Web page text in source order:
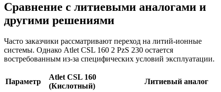
Сравнение с литиевыми аналогами и
другими решениями
Часто заказчики рассматривают переход на литий-ионные
системы. Однако Atlet CSL 160 2 PzS 230 остается
востребованным из-за специфических условий эксплуатации.
Параметр
Atlet CSL 160
(Кислотный)
Литиевый аналог